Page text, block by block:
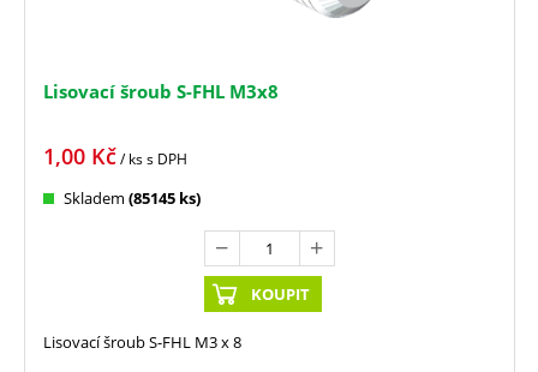
Lisovací šroub S-FHL M3x8
1,00 Kč/ kss DPH
Skladem (85145 ks)
KOUPIT
Lisovací šroub S-FHL M3 x 8